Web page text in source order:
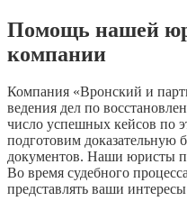
Помощь нашей
компании
Компания «Вронский и
ведения дел по
число успешных кейсов по
подготовим доказательную
документов. Наши юристы
Во время судебного
представлять ваши